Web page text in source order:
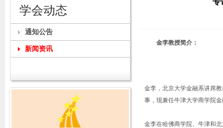
学会动态
通知公告
新闻资讯
专
金李教授简介：
金李，北京大学金融系讲席
事，现兼任牛津大学商学院
金李在哈佛商学院、牛津和